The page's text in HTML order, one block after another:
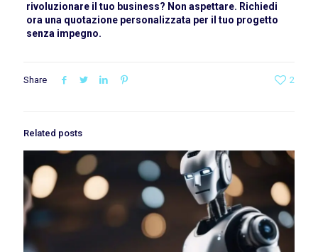
rivoluzionare il tuo business? Non aspettare. Richiedi
ora una quotazione personalizzata per il tuo progetto
senza impegno.
Share 2
Related posts